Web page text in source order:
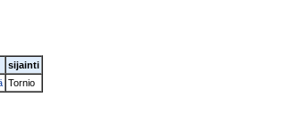
sijainti
Tornio